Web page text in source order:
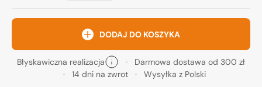
DODAJ DO KOSZYKA
Błyskawiczna realizacja
Darmowa dostawa od 300 zł
14 dni na zwrot
Wysyłka z Polski